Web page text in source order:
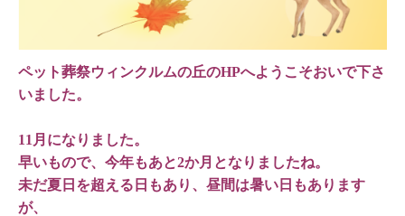
ペット葬祭ウィンクルムの丘のHPへようこそおいで下さ
いました。
11月になりました。
早いもので、今年もあと2か月となりましたね。
未だ夏日を超える日もあり、昼間は暑い日もあります
が、